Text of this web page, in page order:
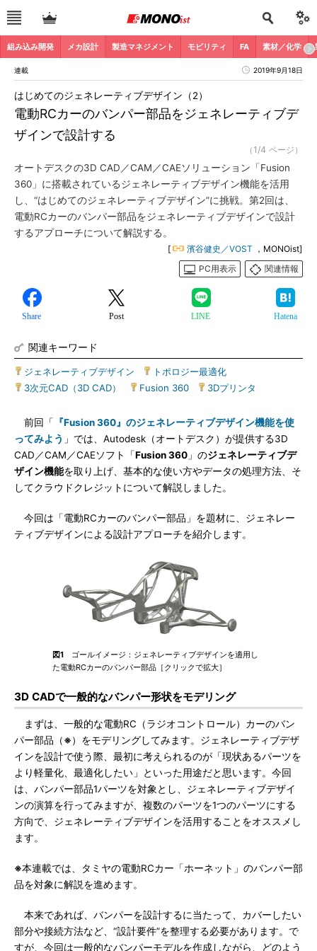
組み込み開発 メカ設計 製造マネジメント モビリティ FA 素材／化学
連載 2019年9月18日
電動RCカーのバンパー部品をジェネレーティブデ
ザインで設計する
はじめてのジェネレーティブデザイン（2）
（1/4 ページ）
オートデスクの3D CAD／CAM／CAEソリューション「Fusion
360」に搭載されているジェネレーティブデザイン機能を活用
し、“はじめてのジェネレーティブデザイン”に挑戦。第2回は、
電動RCカーのバンパー部品をジェネレーティブデザインで設計
するアプローチについて解説する。
[ 濱谷健史／VOST ，MONOist]
PC用表示
関連情報
Share Post LINE Hatena
関連キーワード
ジェネレーティブデザイン トポロジー最適化
3次元CAD（3D CAD）
Fusion 360 3Dプリンタ
前回「
『Fusion 360』のジェネレーティブデザイン機能を使
ってみよう 」では、Autodesk（オートデスク）が提供する3D
CAD／CAM／CAEソフト「Fusion 360 」のジェネレーティブデ
ザイン機能を取り上げ、基本的な使い方やデータの処理方法、そ
してクラウドクレジットについて解説しました。
今回は「電動RCカーのバンパー部品」を題材に、ジェネレー
ティブデザインによる設計アプローチを紹介します。
図1 ゴールイメージ：ジェネレーティブデザインを適用し
た電動RCカーのバンパー部品［クリックで拡大］
3D CADで一般的なバンパー形状をモデリング
まずは、一般的な電動RC（ラジオコントロール）カーのバン
パー部品（※）をモデリングしてみます。ジェネレーティブデザ
インを設計で使う際、最初に考えられるのが「現状あるパーツを
より軽量化、最適化したい」といった用途だと思います。今回
は、バンパー部品1パーツを対象とし、ジェネレーティブデザイ
ンの演算を行ってみますが、複数のパーツを1つのパーツにする
方向で、ジェネレーティブデザインを活用することをオススメし
ます。
※本連載では、タミヤの電動RCカー「ホーネット」のバンパー部
品を対象に解説を進めます。
本来であれば、バンパーを設計するに当たって、カバーしたい
部分や接続方法など、“設計要件”を整理する必要があります。で
すが、今回は一般的なバンパーモデルを作成しながら、どのよう